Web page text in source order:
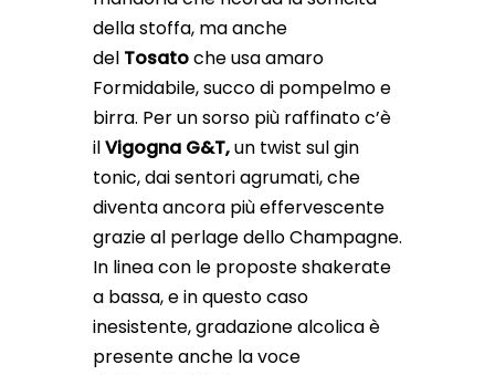
della stoffa, ma anche
del Tosatoche usa amaro
Formidabile, succo di pompelmo e
birra. Per un sorso più raffinato c’è
ilVigogna G&T,un twist sul gin
tonic, dai sentori agrumati, che
diventa ancora più effervescente
grazie al perlage dello Champagne.
In linea con le proposte shakerate
a bassa, e in questo caso
inesistente, gradazione alcolica è
presente anche la voce